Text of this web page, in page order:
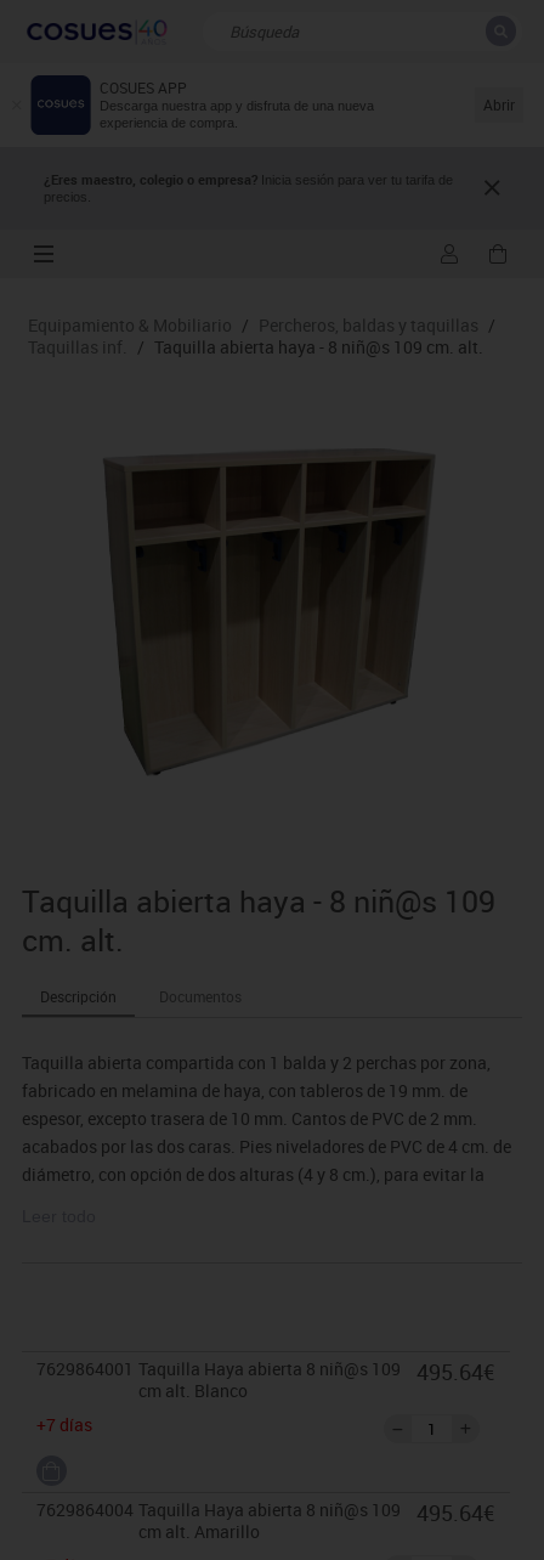
COSUES APP
Descarga nuestra app y disfruta de una nueva
experiencia de compra.
Abrir
¿Eres maestro, colegio o empresa? Inicia sesión para ver tu tarifa de
precios.
Resultados de la búsqueda
Equipamiento & Mobiliario / Percheros, baldas y taquillas /
Taquillas inf.
/ Taquilla abierta haya - 8 niñ@s 109 cm. alt.
Taquilla abierta haya - 8 niñ@s 109
cm. alt.
Descripción Documentos
Taquilla abierta compartida con 1 balda y 2 perchas por zona,
fabricado en melamina de haya, con tableros de 19 mm. de
espesor, excepto trasera de 10 mm. Cantos de PVC de 2 mm.
acabados por las dos caras. Pies niveladores de PVC de 4 cm. de
diámetro, con opción de dos alturas (4 y 8 cm.), para evitar la
Garantizado por los ensayos realizados en centro tecnológico de
certificación de mobiliario TECNALIA.
Dimensiones: Ancho/Alto/Fondo: 120/109/30 cm.
devolución. Para casos excepcionales consultar condiciones.
7629864001 Taquilla Haya abierta 8 niñ@s 109
cm alt. Blanco
+7 días
495.64€
7629864004 Taquilla Haya abierta 8 niñ@s 109
cm alt. Amarillo
495.64€